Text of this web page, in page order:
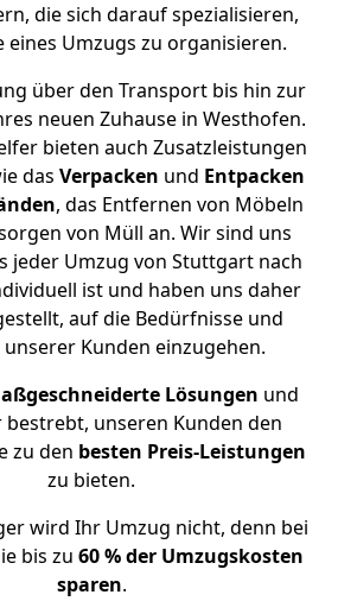
die sich darauf spezialisieren,
eines Umzugs zu organisieren.
über den Transport bis hin zur
neuen Zuhause in Westhofen.
bieten auch Zusatzleistungen
das Verpacken und Entpacken
, das Entfernen von Möbeln
von Müll an. Wir sind uns
jeder Umzug von Stuttgart nach
ist und haben uns daher
auf die Bedürfnisse und
unserer Kunden einzugehen.
Lösungen und
unseren Kunden den
zu den besten Preis-Leistungen
zu bieten.
wird Ihr Umzug nicht, denn bei
bis zu 60 % der Umzugskosten
sparen.